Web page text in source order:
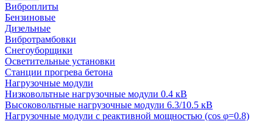
Виброплиты
Бензиновые
Дизельные
Вибротрамбовки
Снегоуборщики
Осветительные установки
Станции прогрева бетона
Нагрузочные модули
Низковольтные нагрузочные модули 0.4 кВ
Высоковольтные нагрузочные модули 6.3/10.5 кВ
Нагрузочные модули с реактивной мощностью (cos φ=0.8)